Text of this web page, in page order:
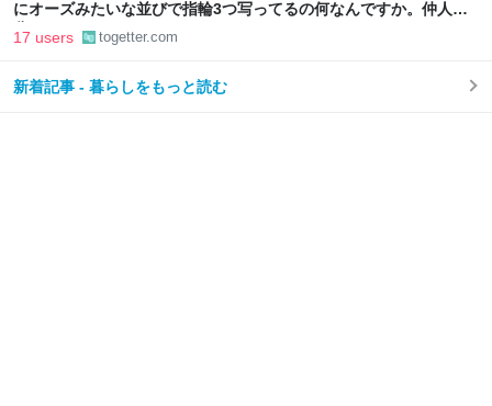
にオーズみたいな並びで指輪3つ写ってるの何なんですか。仲人の
分？
17 users togetter.com
新着記事 - 暮らしをもっと読む